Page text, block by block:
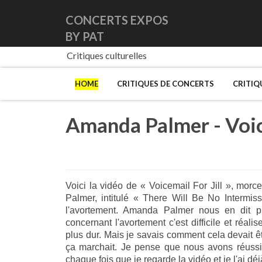
CONCERTS EXPOS
BY PAT
Critiques culturelles
HOME CRITIQUES DE CONCERTS
Amanda Palmer -
Voici la vidéo de « Voicemail For Jill »,
Palmer, intitulé « There Will Be No
l'avortement. Amanda Palmer nous en
concernant l'avortement c'est difficile et
plus dur. Mais je savais comment cela devait
ça marchait. Je pense que nous avons
chaque fois que je regarde la vidéo et je l'ai